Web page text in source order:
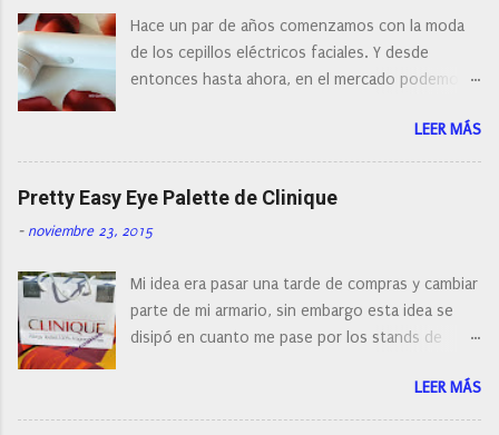
o
m
e
n
t
a
o
Hace un par de años comenzamos con la moda
de los cepillos eléctricos faciales. Y desde
entonces hasta ahora, en el mercado podemos
con diferentes características, a pilas, a batería,
cepillos de rotación o de oscilación... y
naturalmente de todos los precios. Existe en la
actualidad tal variedad, que antes de hacer la
compra debemos de hacernos unas preguntas:
post os voy a dar mi opinión de porque elegí mi
cepillo facial de Clinique
LEER MÁS
Pretty Easy Eye Palette de Clinique
- noviembre 23, 2015
Mi idea era pasar una tarde de compras y cambiar
parte de mi armario, sin embargo esta idea se
disipó en cuanto me pase por los stands de
resistirse a esta paleta de colores de Clinique.
LEER MÁS